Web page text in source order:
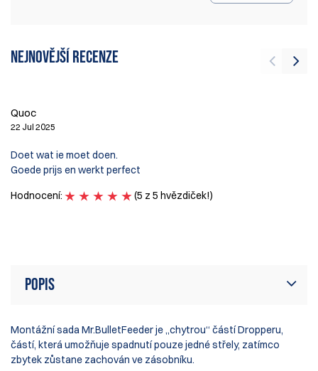
Nejnovější recenze
Quoc
22 Jul 2025
Doet wat ie moet doen.
Goede prijs en werkt perfect
Hodnocení:
(5 z 5 hvězdiček!)
Popis
Montážní sada Mr.BulletFeeder je „chytrou“ částí Dropperu,
částí, která umožňuje spadnutí pouze jedné střely, zatímco
zbytek zůstane zachován ve zásobníku.